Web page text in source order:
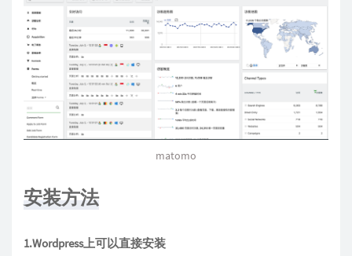
matomo
安装方法
1.Wordpress上可以直接安装